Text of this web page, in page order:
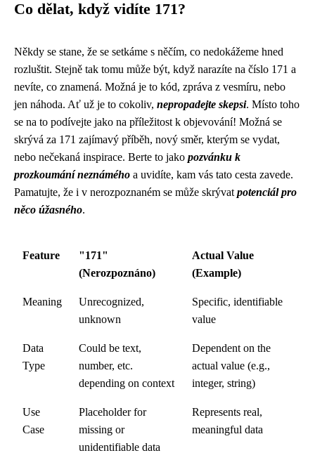
Co dělat, když vidíte 171?
Někdy se stane, že se setkáme s něčím, co nedokážeme hned
rozluštit. Stejně tak tomu může být, když narazíte na číslo 171 a
nevíte, co znamená. Možná je to kód, zpráva z vesmíru, nebo
jen náhoda. Ať už je to cokoliv, nepropadejte skepsi. Místo toho
se na to podívejte jako na příležitost k objevování! Možná se
skrývá za 171 zajímavý příběh, nový směr, kterým se vydat,
nebo nečekaná inspirace. Berte to jako pozvánku k
prozkoumání neznámého a uvidíte, kam vás tato cesta zavede.
Pamatujte, že i v nerozpoznaném se může skrývat potenciál pro
něco úžasného.
Feature
"171"
(Nerozpoznáno)
Actual Value
(Example)
Meaning
Unrecognized,
unknown
Specific, identifiable
value
Data
Type
Could be text,
number, etc.
depending on context
Dependent on the
actual value (e.g.,
integer, string)
Use
Case
Placeholder for
missing or
unidentifiable data
Represents real,
meaningful data